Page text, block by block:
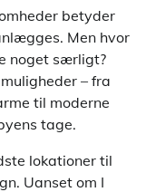
betyder
Men hvor
noget særligt?
– fra
til moderne
tage.
lokationer til
Uanset om I